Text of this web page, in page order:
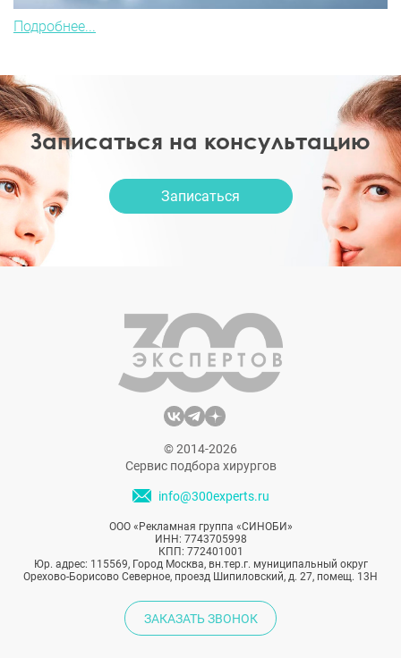
Подробнее...
Записаться на консультацию
Записаться
© 2014-2026
Сервис подбора хирургов
info@300experts.ru
ООО «Рекламная группа «СИНОБИ»
ИНН: 7743705998
КПП: 772401001
Юр. адрес: 115569, Город Москва, вн.тер.г. муниципальный округ
Орехово-Борисово Северное, проезд Шипиловский, д. 27, помещ. 13Н
ЗАКАЗАТЬ ЗВОНОК